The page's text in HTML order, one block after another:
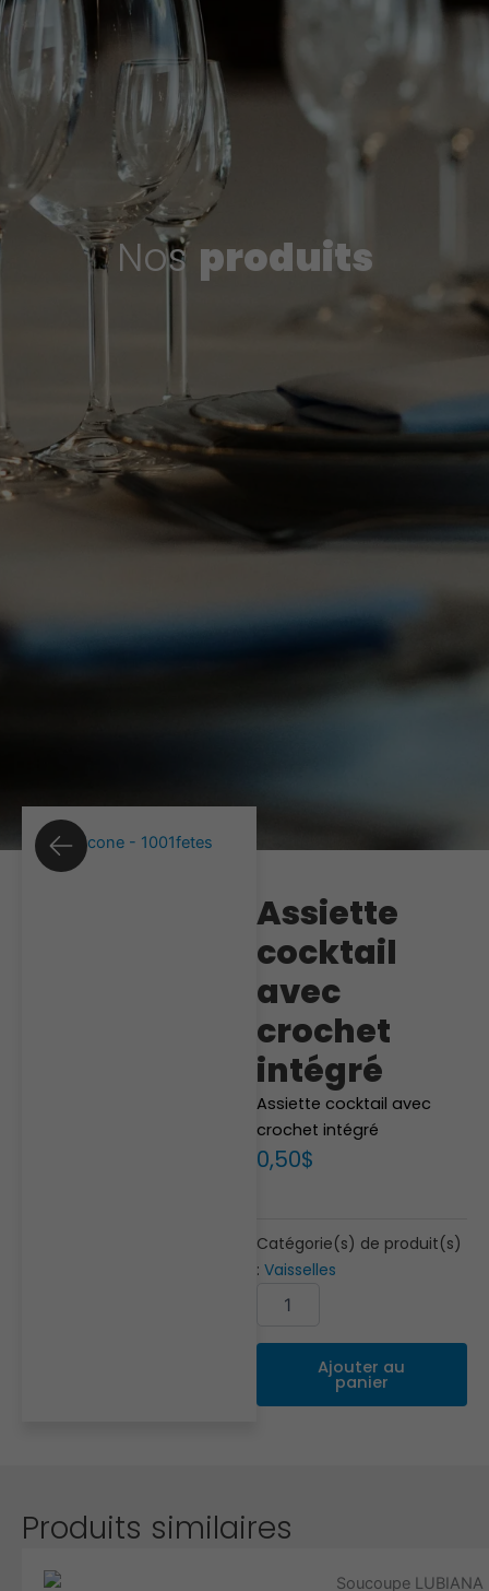
Nos produits
Assiette
cocktail
avec
crochet
intégré
Assiette cocktail avec
crochet intégré
0,50$
Catégorie(s) de produit(s)
: Vaisselles
crochet
Ajouter au
panier
Produits similaires